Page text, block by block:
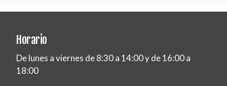
Horario
De lunes a viernes de 8:30 a 14:00 y de 16:00 a
18:00